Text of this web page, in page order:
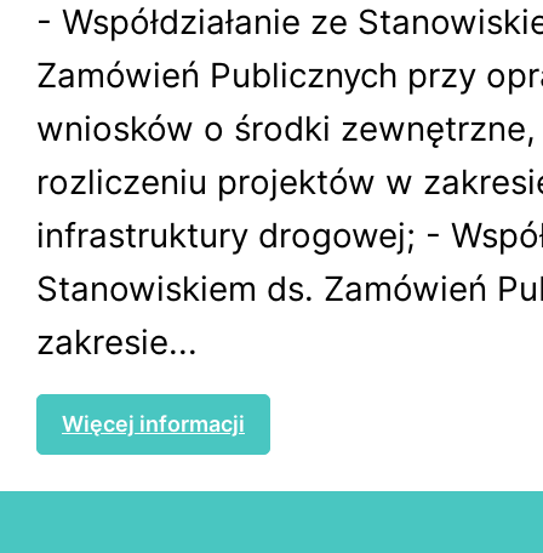
- Współdziałanie ze
Zamówień Publicznych przy
wniosków o środki
rozliczeniu projektów w
infrastruktury drogowej; -
Stanowiskiem ds. Zamówień
zakresie...
Więcej informacji